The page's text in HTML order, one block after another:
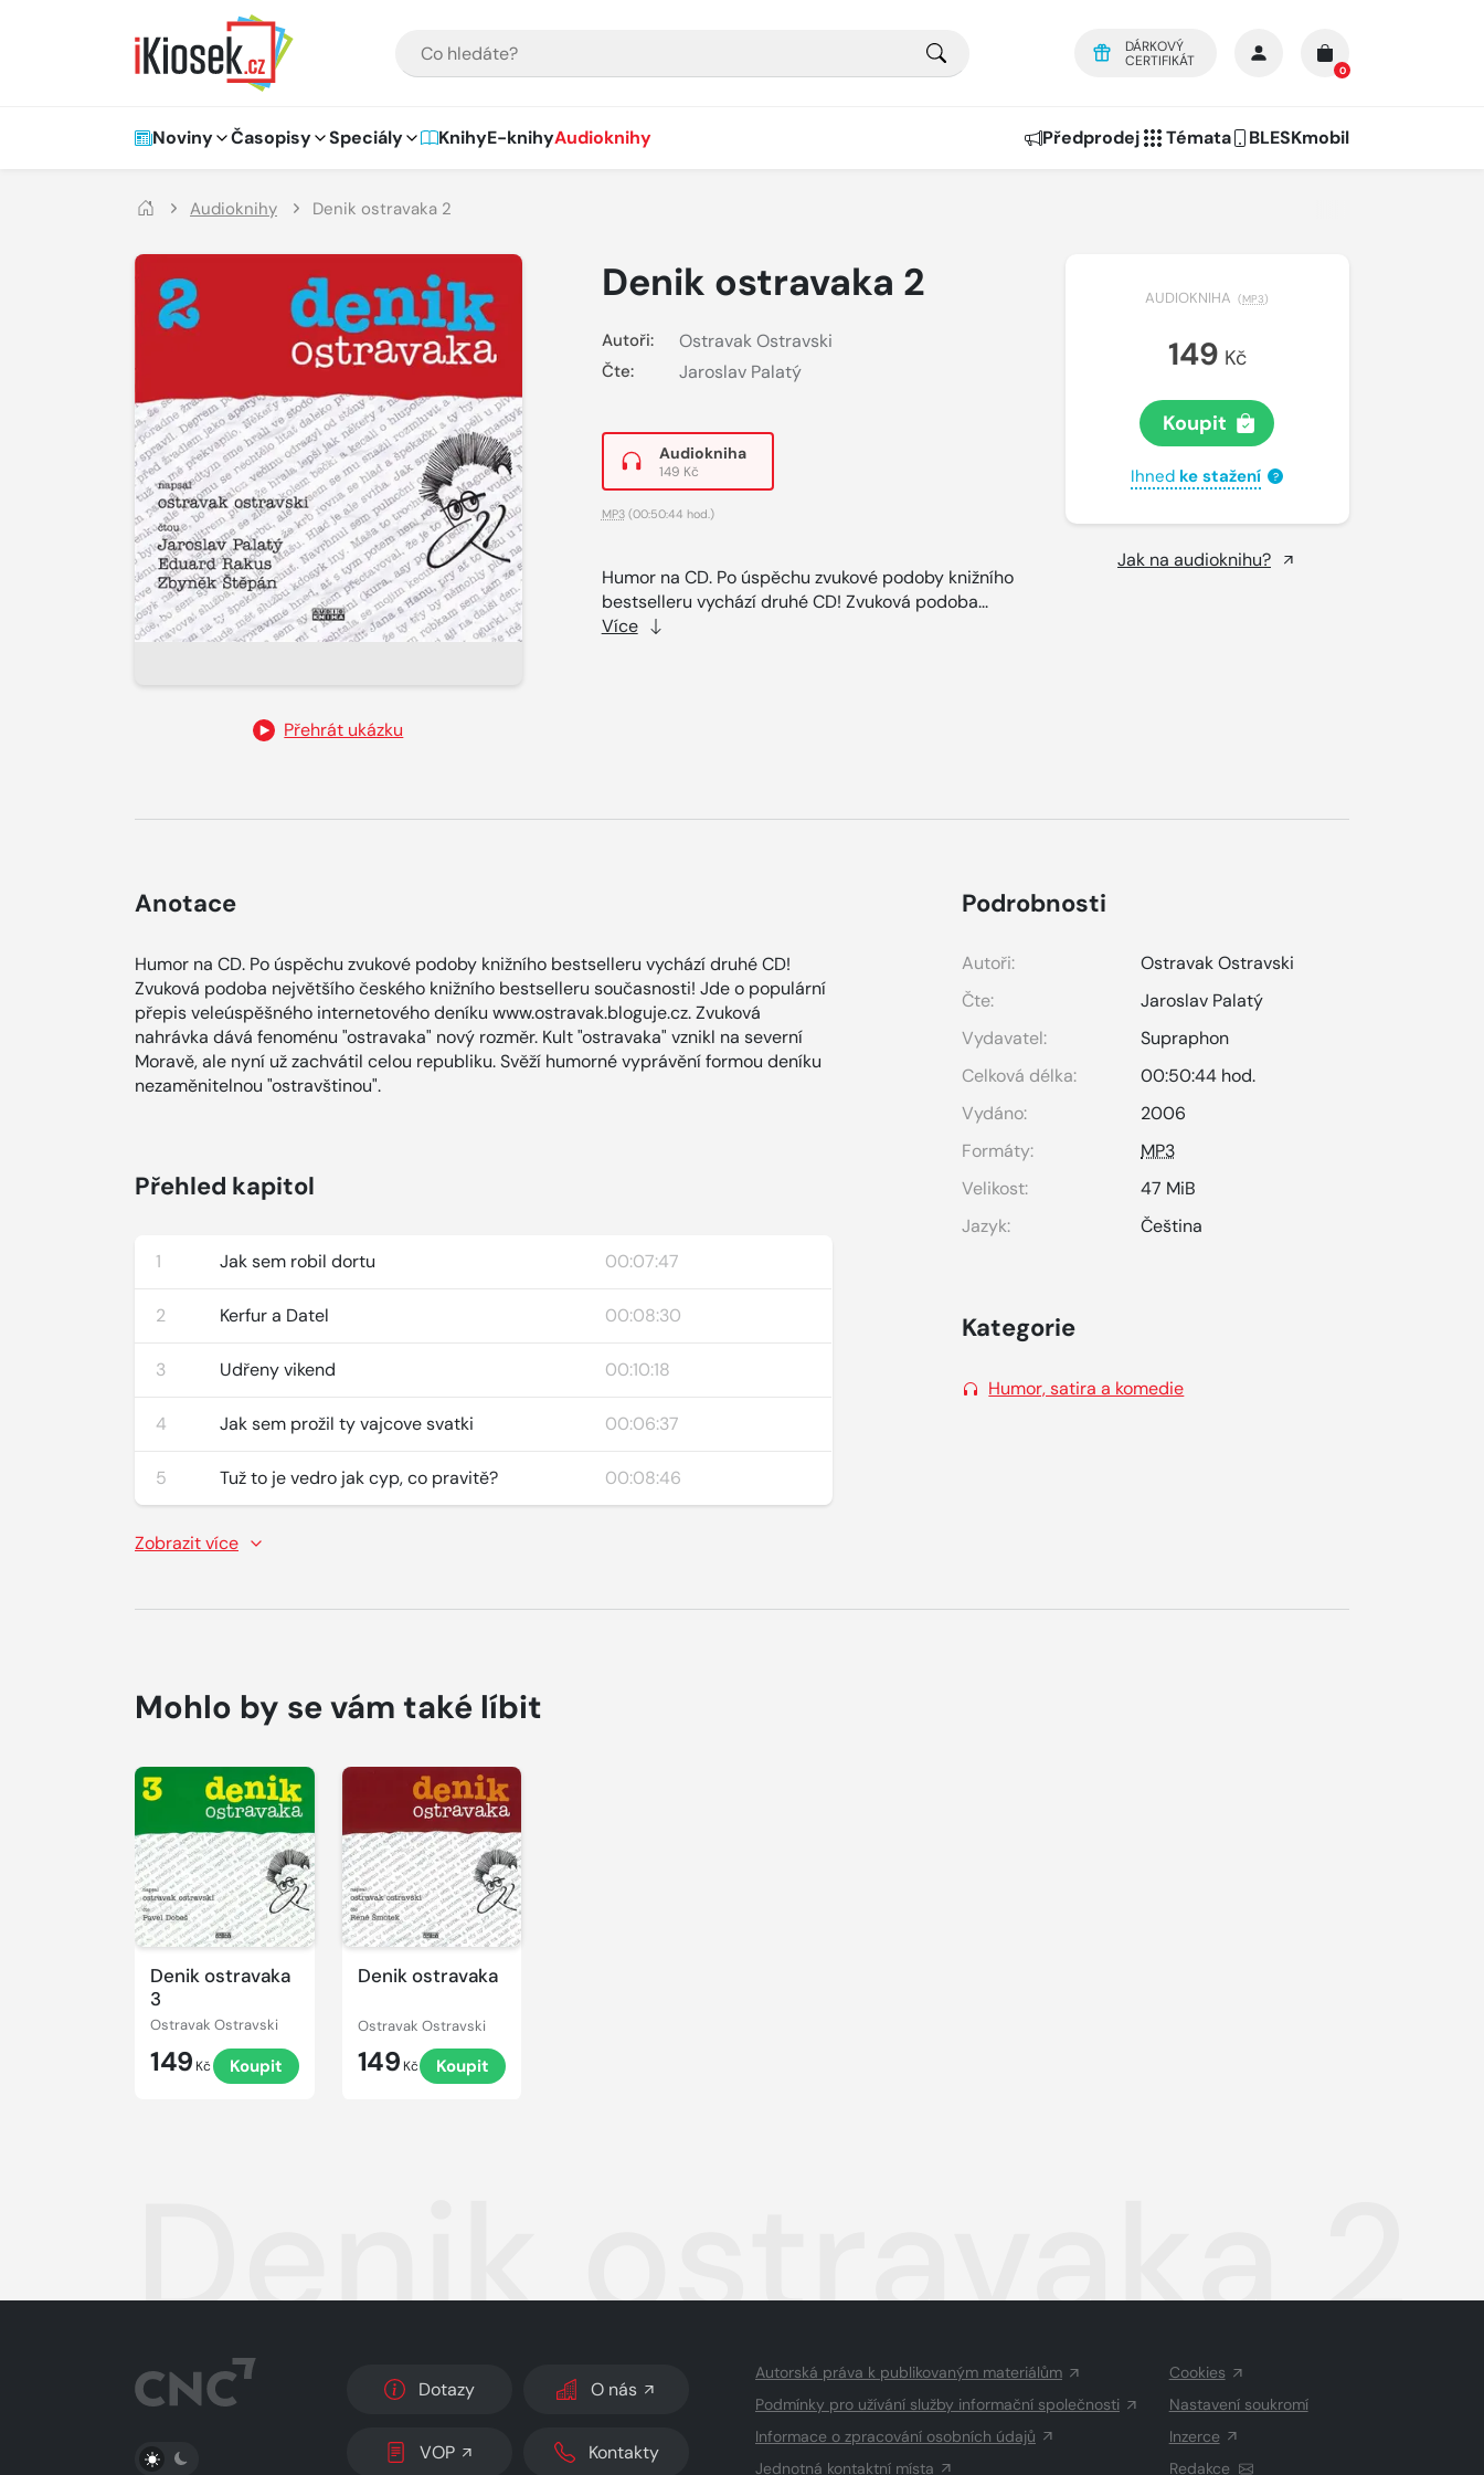
DÁRKOVÝ
CERTIFIKÁT
0
Hlavní navigace
Noviny Časopisy Speciály KnihyE-knihyAudioknihy Předprodej Témata BLESKmobil
Audioknihy Denik ostravaka 2
Přehrát ukázku
Denik ostravaka 2
Autoři: Ostravak Ostravski
Čte: Jaroslav Palatý
Audiokniha
149 Kč
MP3(00:50:44 hod.)
Humor na CD. Po úspěchu zvukové podoby knižního
bestselleru vychází druhé CD! Zvuková podoba...
Více
AUDIOKNIHA (MP3)
149 Kč
Koupit
Ihned ke stažení ?
Jak na audioknihu?
Anotace
Humor na CD. Po úspěchu zvukové podoby knižního bestselleru vychází druhé CD!
Zvuková podoba největšího českého knižního bestselleru současnosti! Jde o populární
přepis veleúspěšného internetového deníku www.ostravak.bloguje.cz. Zvuková
nahrávka dává fenoménu "ostravaka" nový rozměr. Kult "ostravaka" vznikl na severní
Moravě, ale nyní už zachvátil celou republiku. Svěží humorné vyprávění formou deníku
nezaměnitelnou "ostravštinou".
Přehled kapitol
1 Jak sem robil dortu 00:07:47
2 Kerfur a Datel 00:08:30
3 Udřeny vikend 00:10:18
4 Jak sem prožil ty vajcove svatki 00:06:37
5 Tuž to je vedro jak cyp, co pravitě? 00:08:46
Zobrazit více
Podrobnosti
Autoři:
Ostravak Ostravski
Čte:
Jaroslav Palatý
Vydavatel:
Supraphon
Celková délka:
00:50:44 hod.
Vydáno:
2006
Formáty:
MP3
Velikost:
47 MiB
Jazyk:
Čeština
Kategorie
Humor, satira a komedie
Mohlo by se vám také líbit
Denik ostravaka
3
Ostravak Ostravski
149 Kč Koupit
Denik ostravaka
Ostravak Ostravski
149 Kč Koupit
Denik ostravaka 2
PŘEPNOUT SVĚTLÝ/TMAVÝ REŽIM
Dotazy O nás
VOP Kontakty
Autorská práva k publikovaným materiálům
Podmínky pro užívání služby informační společnosti
Informace o zpracování osobních údajů
Jednotná kontaktní místa
Cookies
Nastavení soukromí
Inzerce
Redakce